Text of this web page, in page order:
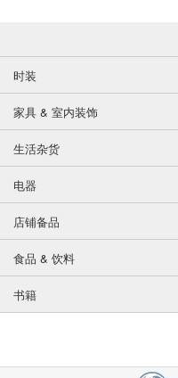
时装
家具 & 室内装饰
生活杂货
电器
店铺备品
食品 & 饮料
书籍